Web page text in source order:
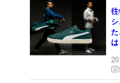
往